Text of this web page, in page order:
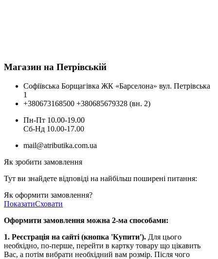
Магазин на Петрівській
Софіївська Борщагівка ЖК «Барселона» вул. Петрівська
1
+380673168500 +380685679328 (вн. 2)
Пн-Пт 10.00-19.00
Cб-Нд 10.00-17.00
mail@atributika.com.ua
Як зробити замовлення
Тут ви знайдете відповіді на найбільш поширені питання:
Як оформити замовлення?
ПоказатиСховати
Оформити замовлення можна 2-ма способами:
1. Реєстрація на сайті (кнопка 'Купити'). Для цього
необхідно, по-перше, перейти в картку товару що цікавить
Вас, а потім вибрати необхідний вам розмір. Після чого